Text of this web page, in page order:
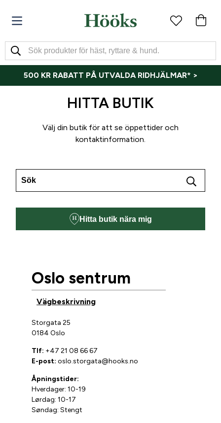
500 KR RABATT PÅ UTVALDA RIDHJÄLMAR* >
HITTA BUTIK
Välj din butik för att se öppettider och
kontaktinformation.
Hitta butik nära mig
Oslo sentrum
Vägbeskrivning
Storgata 25
0184 Oslo
Tlf: +47 21 08 66 67
E-post: oslo.storgata@hooks.no
Åpningstider:
Hverdager: 10-19
Lørdag: 10-17
Søndag: Stengt